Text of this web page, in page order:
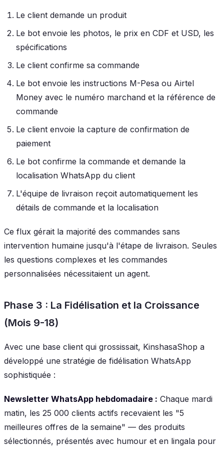
Le client demande un produit
Le bot envoie les photos, le prix en CDF et USD, les
spécifications
Le client confirme sa commande
Le bot envoie les instructions M-Pesa ou Airtel
Money avec le numéro marchand et la référence de
commande
Le client envoie la capture de confirmation de
paiement
Le bot confirme la commande et demande la
localisation WhatsApp du client
L'équipe de livraison reçoit automatiquement les
détails de commande et la localisation
Ce flux gérait la majorité des commandes sans
intervention humaine jusqu'à l'étape de livraison. Seules
les questions complexes et les commandes
personnalisées nécessitaient un agent.
Phase 3 : La Fidélisation et la Croissance
(Mois 9-18)
Avec une base client qui grossissait, KinshasaShop a
développé une stratégie de fidélisation WhatsApp
sophistiquée :
Newsletter WhatsApp hebdomadaire : Chaque mardi
matin, les 25 000 clients actifs recevaient les "5
meilleures offres de la semaine" — des produits
sélectionnés, présentés avec humour et en lingala pour